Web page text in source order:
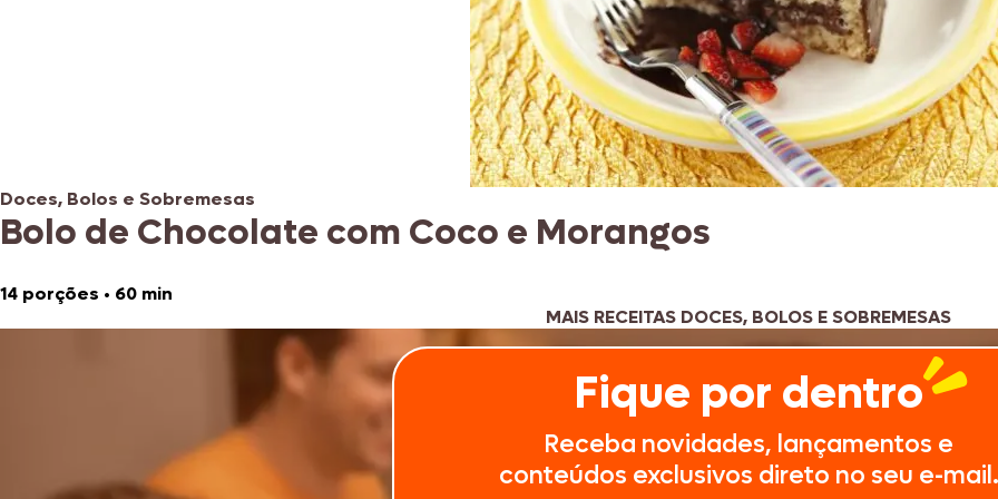
Doces, Bolos e Sobremesas
Bolo de Chocolate com Coco e Morangos
14 porções • 60 min
MAIS RECEITAS DOCES, BOLOS E SOBREMESAS
Fique por dentro
Receba novidades, lançamentos e
conteúdos exclusivos direto no seu e-mail.